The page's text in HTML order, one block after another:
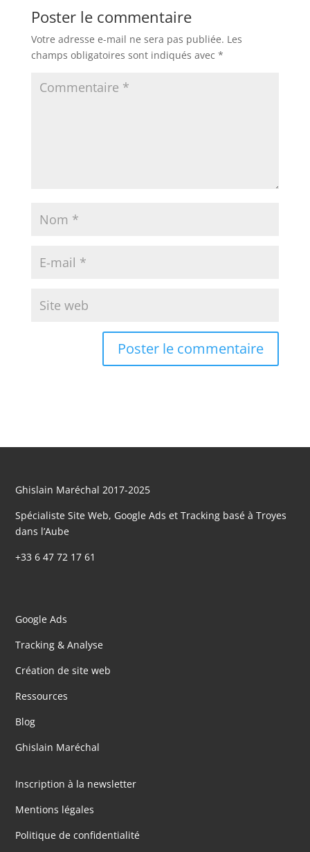
Poster le commentaire
Votre adresse e-mail ne sera pas publiée. Les
champs obligatoires sont indiqués avec *
Ghislain Maréchal 2017-2025
Spécialiste Site Web, Google Ads et Tracking basé à Troyes
dans l’Aube
+33 6 47 72 17 61
Google Ads
Tracking & Analyse
Création de site web
Ressources
Blog
Ghislain Maréchal
Inscription à la newsletter
Mentions légales
Politique de confidentialité